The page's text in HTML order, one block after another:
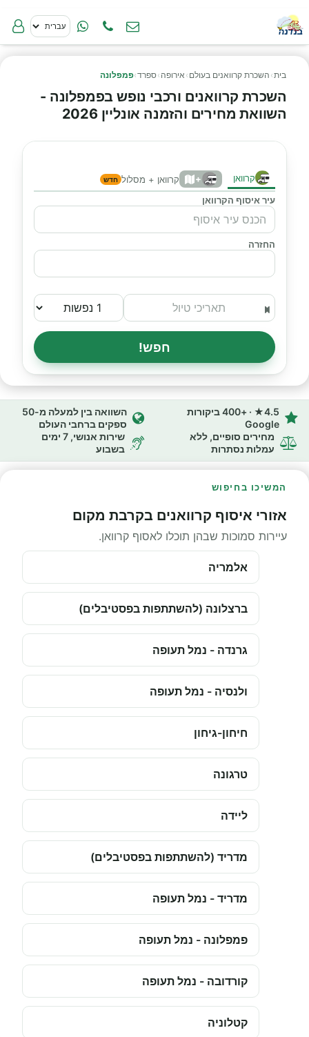
בית› השכרת קרוואנים בעולם › אירופה ›ספרד›פמפלונה
השכרת קרוואנים ורכבי נופש בפמפלונה -
השוואת מחירים והזמנה אונליין 2026
קרוואן + קרוואן + מסלול חדש
עיר איסוף הקרוואן
החזרה
חפש!
4.5★ · +400 ביקורות
Google
השוואה בין למעלה מ-50
ספקים ברחבי העולם
מחירים סופיים, ללא
עמלות נסתרות
שירות אנושי, 7 ימים
בשבוע
המשיכו בחיפוש
אזורי איסוף קרוואנים בקרבת מקום
עיירות סמוכות שבהן תוכלו לאסוף קרוואן.
אלמריה
ברצלונה (להשתתפות בפסטיבלים)
גרנדה - נמל תעופה
ולנסיה - נמל תעופה
חיחון-גיחון
טרגונה
ליידה
מדריד (להשתתפות בפסטיבלים)
מדריד - נמל תעופה
פמפלונה - נמל תעופה
קורדובה - נמל תעופה
קטלוניה